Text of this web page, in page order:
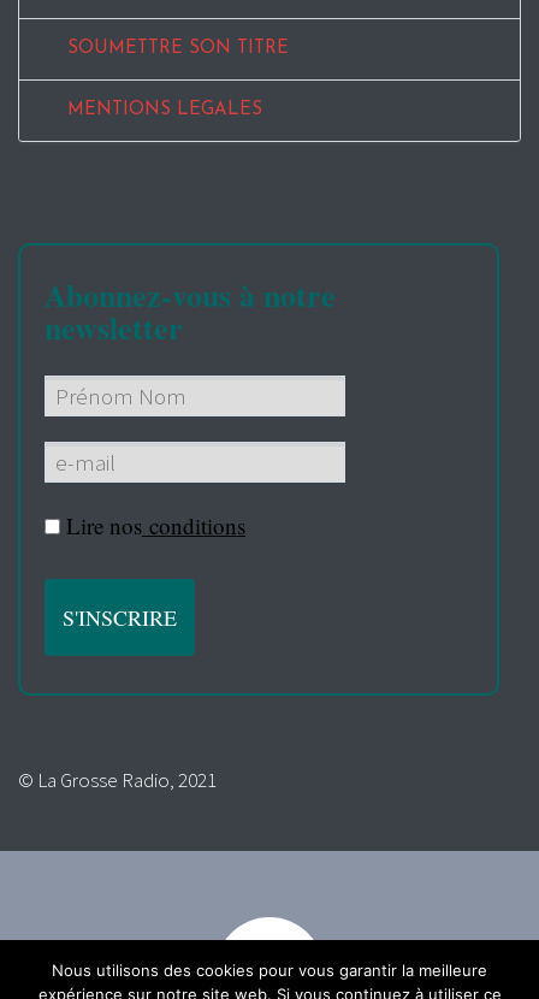
SOUMETTRE SON TITRE
MENTIONS LEGALES
Abonnez-vous à notre
newsletter
Lire nos conditions
© La Grosse Radio, 2021
Nous utilisons des cookies pour vous garantir la meilleure
expérience sur notre site web. Si vous continuez à utiliser ce